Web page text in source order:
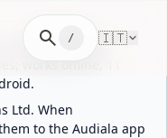
for 1,100+ cities
works offline; 11
Ltd. When
to the Audiala app
search / 🇮🇹